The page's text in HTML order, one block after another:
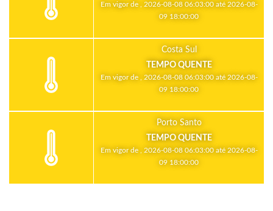
Em vigor de , 2026-08-08 06:03:00 até 2026-08-
09 18:00:00
Costa Sul
TEMPO QUENTE
Em vigor de , 2026-08-08 06:03:00 até 2026-08-
09 18:00:00
Porto Santo
TEMPO QUENTE
Em vigor de , 2026-08-08 06:03:00 até 2026-08-
09 18:00:00